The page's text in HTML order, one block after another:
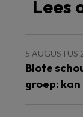
Lees
5 AUGUSTUS
Blote
groep: